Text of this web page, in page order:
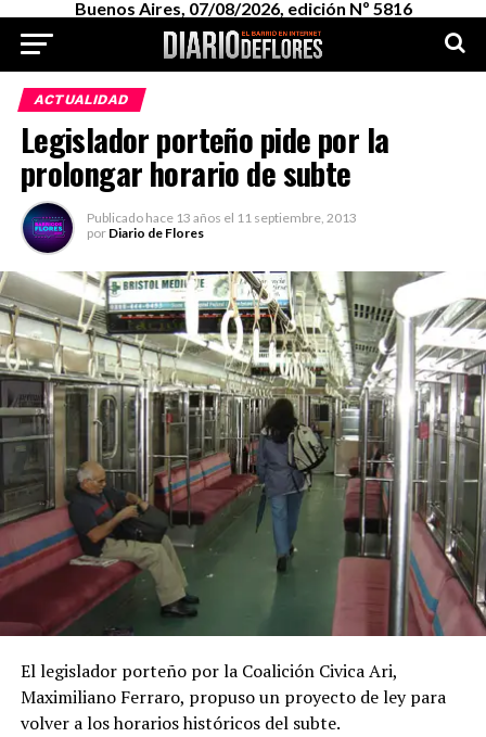
Buenos Aires, 07/08/2026, edición Nº 5816
ACTUALIDAD
Legislador porteño pide por la
prolongar horario de subte
Publicado hace 13 años el 11 septiembre, 2013
por Diario de Flores
El legislador porteño por la Coalición Civica Ari,
Maximiliano Ferraro, propuso un proyecto de ley para
volver a los horarios históricos del subte.